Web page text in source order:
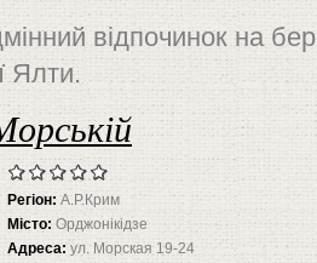
відпочинок на
Ялти.
Регіон:А.Р.Крим
Місто:Орджонікідзе
Адреса:ул. Морская 19-24